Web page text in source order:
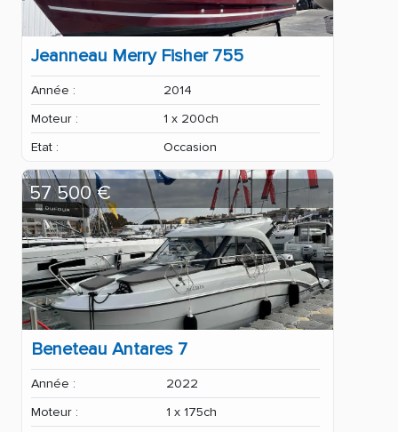
Jeanneau Merry Fisher 755
Année :
2014
Moteur :
1 x 200ch
Etat :
Occasion
Beneteau Antares 7
Année :
2022
Moteur :
1 x 175ch
57 500 €